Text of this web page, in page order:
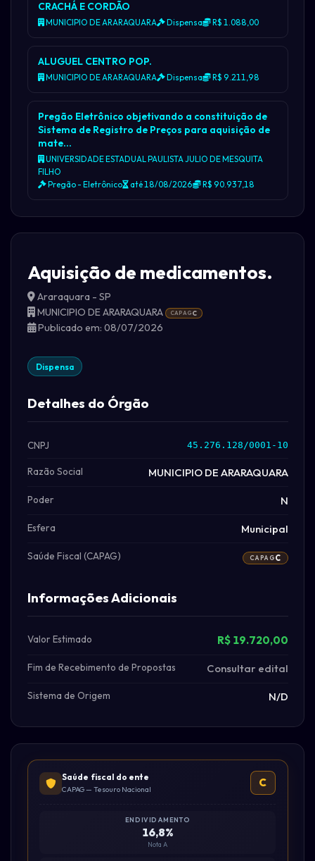
CRACHÁ E CORDÃO
MUNICIPIO DE ARARAQUARA Dispensa R$ 1.088,00
ALUGUEL CENTRO POP.
MUNICIPIO DE ARARAQUARA Dispensa R$ 9.211,98
Pregão Eletrônico objetivando a constituição de
Sistema de Registro de Preços para aquisição de
mate…
UNIVERSIDADE ESTADUAL PAULISTA JULIO DE MESQUITA
FILHO
Pregão - Eletrônico até 18/08/2026 R$ 90.937,18
Aquisição de medicamentos.
Araraquara - SP
MUNICIPIO DE ARARAQUARA
CAPAGC
Publicado em: 08/07/2026
Dispensa
Detalhes do Órgão
CNPJ 45.276.128/0001-10
Razão Social MUNICIPIO DE ARARAQUARA
Poder N
Esfera Municipal
Saúde Fiscal (CAPAG) CAPAGC
Informações Adicionais
Valor Estimado R$ 19.720,00
Fim de Recebimento de Propostas Consultar edital
Sistema de Origem N/D
Saúde fiscal do ente
CAPAG — Tesouro Nacional
C
ENDIVIDAMENTO
16,8%
Nota A